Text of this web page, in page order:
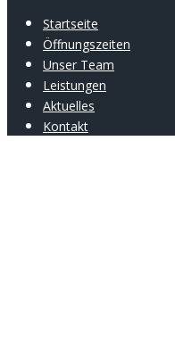
Startseite
Öffnungszeiten
Unser Team
Leistungen
Aktuelles
Kontakt